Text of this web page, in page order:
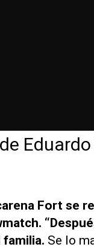
Fort se
.
familia. Se lo